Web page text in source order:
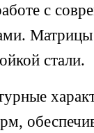
с
Матрицы
стали.